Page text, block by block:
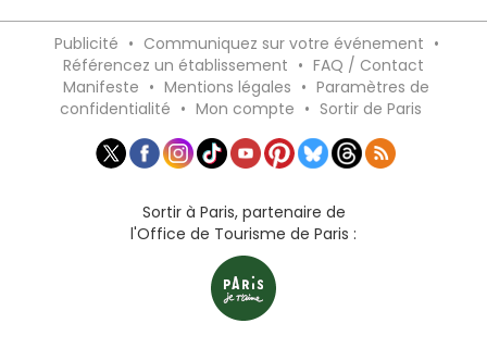
Publicité • Communiquez sur votre événement •
Référencez un établissement • FAQ / Contact
Manifeste • Mentions légales • Paramètres de
confidentialité • Mon compte • Sortir de Paris
Sortir à Paris, partenaire de
l'Office de Tourisme de Paris :